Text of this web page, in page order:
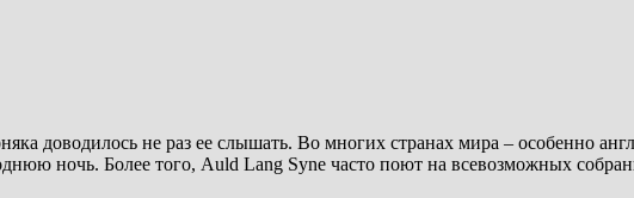
доводилось не раз ее слышать. Во многих странах мира – особенно
ночь. Более того, Auld Lang Syne часто поют на всевозможных